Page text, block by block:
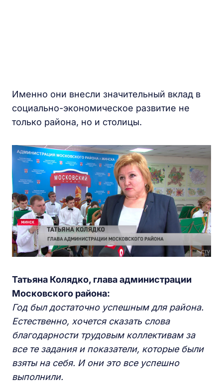
Именно они внесли значительный вклад в
социально-экономическое развитие не
только района, но и столицы.
Татьяна Колядко, глава администрации
Московского района:
Год был достаточно успешным для района.
Естественно, хочется сказать слова
благодарности трудовым коллективам за
все те задания и показатели, которые были
взяты на себя. И они это все успешно
выполнили.